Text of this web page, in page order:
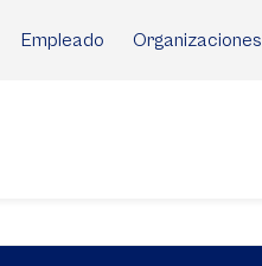
Empleado Organizaciones